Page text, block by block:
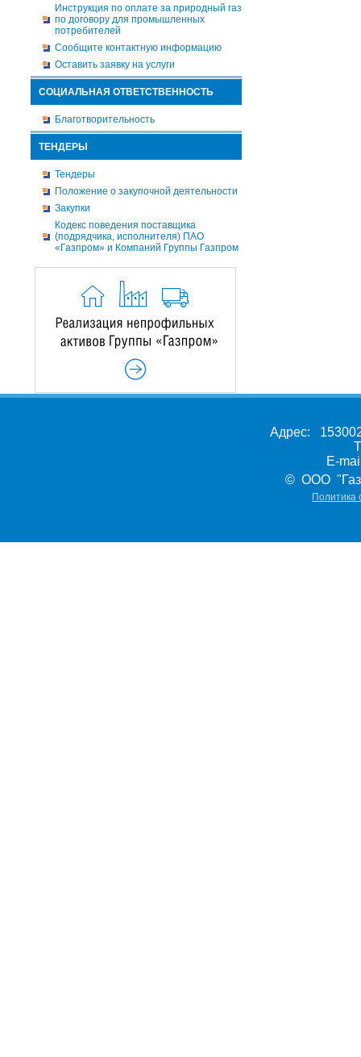
Инструкция по оплате за природный газ
по договору для промышленных
потребителей
Сообщите контактную информацию
Оставить заявку на услуги
СОЦИАЛЬНАЯ ОТВЕТСТВЕННОСТЬ
Благотворительность
ТЕНДЕРЫ
Тендеры
Положение о закупочной деятельности
Закупки
Кодекс поведения поставщика
(подрядчика, исполнителя) ПАО
«Газпром» и Компаний Группы Газпром
Адрес:
E-
© ООО
Политика